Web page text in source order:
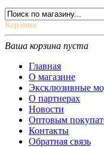
Корзина
Ваша корзина пуста
Главная
О магазине
Эксклюзивные
О партнерах
Новости
Оптовым
Контакты
Обратная связь